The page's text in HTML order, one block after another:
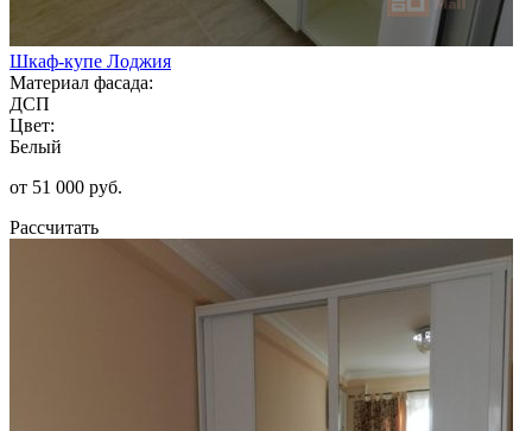
Шкаф-купе Лоджия
Материал фасада:
ДСП
Цвет:
Белый
от 51 000 руб.
Рассчитать